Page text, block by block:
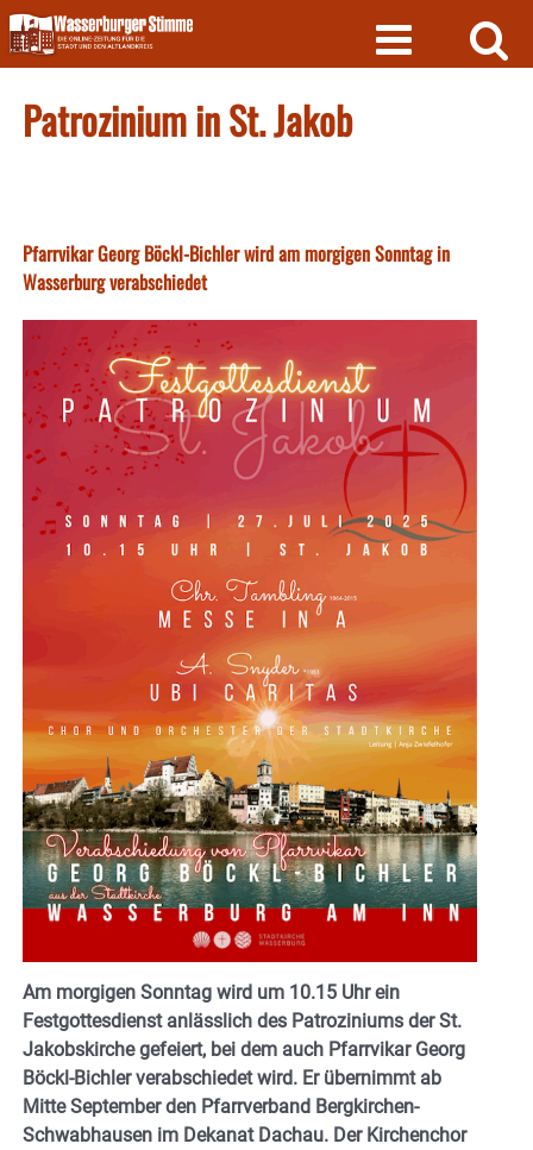
Skip
to
content
Patrozinium in St. Jakob
Pfarrvikar Georg Böckl-Bichler wird am morgigen Sonntag in
Wasserburg verabschiedet
Am morgigen Sonntag wird um 10.15 Uhr ein
Festgottesdienst anlässlich des Patroziniums der St.
Jakobskirche gefeiert, bei dem auch Pfarrvikar Georg
Böckl-Bichler verabschiedet wird. Er übernimmt ab
Mitte September den Pfarrverband Bergkirchen-
Schwabhausen im Dekanat Dachau. Der Kirchenchor